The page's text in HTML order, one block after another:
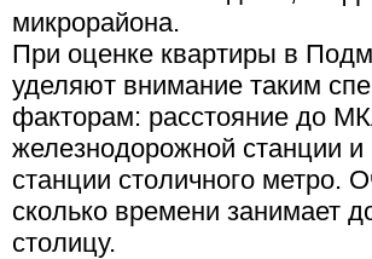
микрорайона.
При оценке квартиры в
уделяют внимание таким
факторам: расстояние до
железнодорожной станции
станции столичного метро.
сколько времени занимает
столицу.